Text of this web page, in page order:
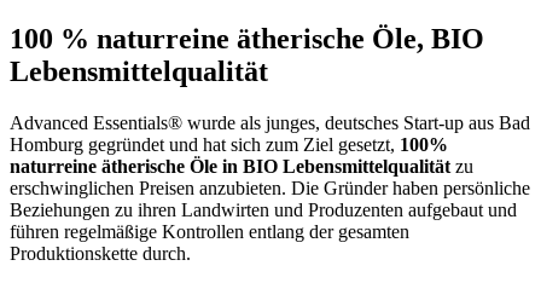
100 % naturreine ätherische Öle, BIO
Lebensmittelqualität
Advanced Essentials® wurde als junges, deutsches Start-up aus Bad
Homburg gegründet und hat sich zum Ziel gesetzt, 100%
naturreine ätherische Öle in BIO Lebensmittelqualität zu
erschwinglichen Preisen anzubieten. Die Gründer haben persönliche
Beziehungen zu ihren Landwirten und Produzenten aufgebaut und
führen regelmäßige Kontrollen entlang der gesamten
Produktionskette durch.